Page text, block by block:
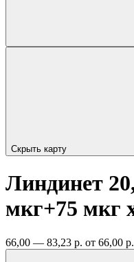
Скрыть карту
Линдинет
мкг+75 мкг
66,00 — 83,23 р. от 66,00 р.